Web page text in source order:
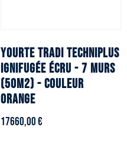
YOURTE TRADI TECHNIPLUS
ignifugée écru - 7 murs
(50m2) - Couleur
orange
17660,00€